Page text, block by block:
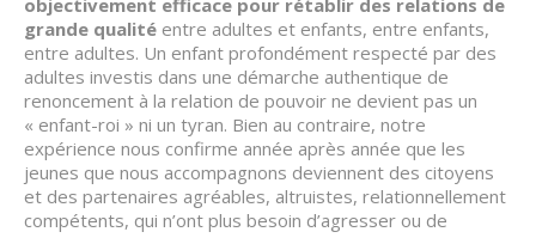
objectivement efficace pour rétablir des relations de
grande qualité entre adultes et enfants, entre enfants,
entre adultes. Un enfant profondément respecté par des
adultes investis dans une démarche authentique de
renoncement à la relation de pouvoir ne devient pas un
« enfant-roi » ni un tyran. Bien au contraire, notre
expérience nous confirme année après année que les
jeunes que nous accompagnons deviennent des citoyens
et des partenaires agréables, altruistes, relationnellement
compétents, qui n’ont plus besoin d’agresser ou de